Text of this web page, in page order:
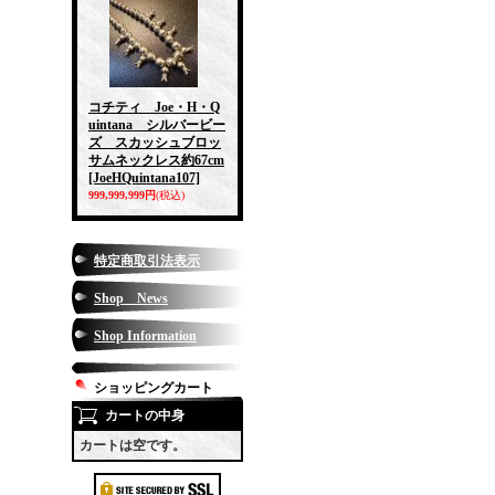
コチティ Joe・H・Q
uintana シルバービー
ズ スカッシュブロッ
サムネックレス約67cm
[JoeHQuintana107]
999,999,999円(税込)
特定商取引法表示
Shop News
Shop Information
ショッピングカート
カートの中身
カートは空です。